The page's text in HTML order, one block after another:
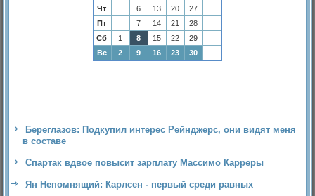
Чт
6 13 20
27
Пт
7 14 21
28
Сб
1 8 15 22
29
Вс
2 9 16 23 30
Береглазов: Подкупил интерес Рейнджерс, они видят меня
в составе
Спартак вдвое повысит зарплату Массимо Карреры
Ян Непомнящий: Карлсен - первый среди равных